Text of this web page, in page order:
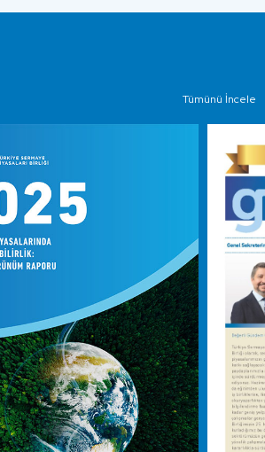
Tümünü İncele